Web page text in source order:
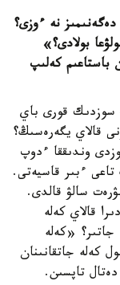
نە ءوزى؟
بولادى؟»
باستاعىم كەلىپ
سوزدىك قورى باي
قالاي يگەرەسىڭ؟
وندىققا ءدوپ
ءبىر قاسيەتى.
سالۋ قالدى.
قالاي كەلە
جاتىر؟ «كەلە
كەلە جاتقانىنان
تاپسىن.